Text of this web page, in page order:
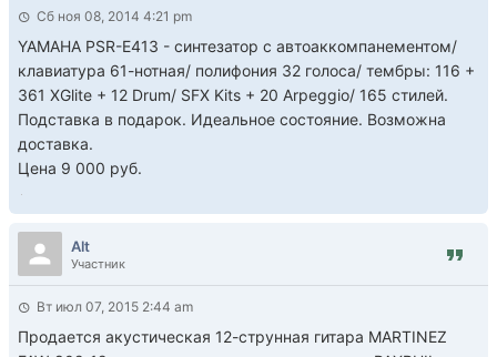
Сб ноя 08, 2014 4:21 pm
YAMAHA PSR-E413 - синтезатор с автоаккомпанементом/
клавиатура 61-нотная/ полифония 32 голоса/ тембры: 116 +
361 XGlite + 12 Drum/ SFX Kits + 20 Arpeggio/ 165 стилей.
Подставка в подарок. Идеальное состояние. Возможна
доставка.
Цена 9 000 руб.
Alt
Участник
Вт июл 07, 2015 2:44 am
Продается акустическая 12-струнная гитара MARTINEZ